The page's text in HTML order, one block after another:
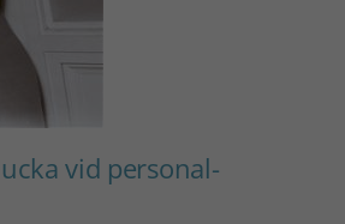
vid personal-